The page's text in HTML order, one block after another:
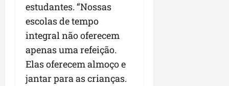
estudantes. “Nossas
escolas de tempo
integral não oferecem
apenas uma refeição.
Elas oferecem almoço e
jantar para as crianças.